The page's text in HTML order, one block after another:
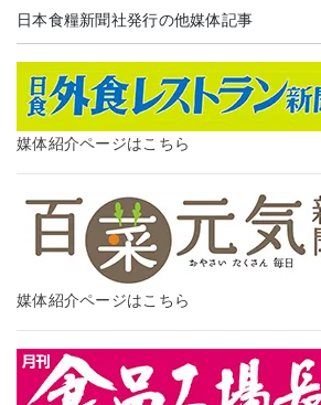
日本食糧新聞社発行の他媒体記事
媒体紹介ページはこちら
媒体紹介ページはこちら